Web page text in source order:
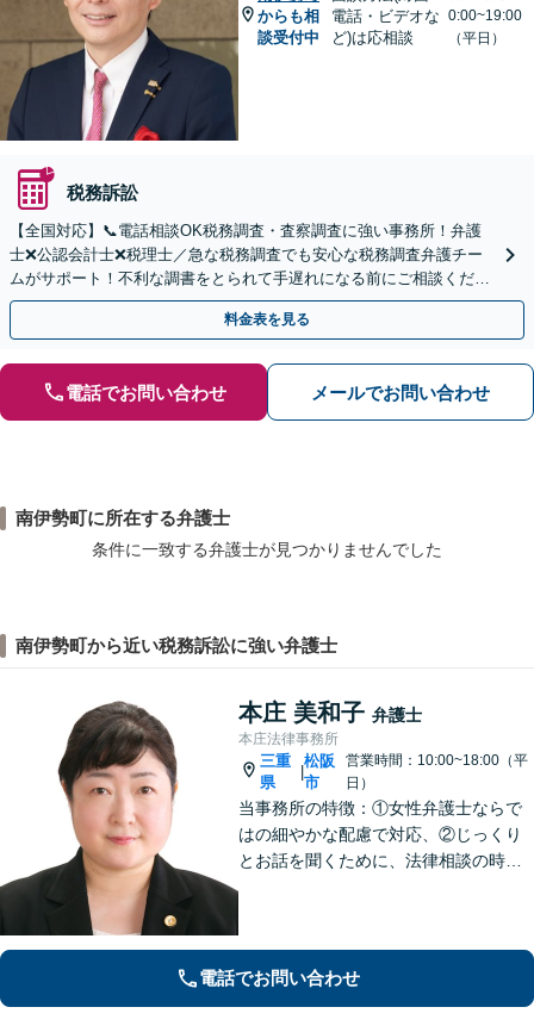
からも相
談受付中
電話・ビデオな
ど)は応相談
0:00~19:00
（平日）
税務訴訟
【全国対応】📞電話相談OK税務調査・査察調査に強い事務所！弁護
士❌公認会計士❌税理士／急な税務調査でも安心な税務調査弁護チー
ムがサポート！不利な調書をとられて手遅れになる前にご相談くださ
い。
料金表を見る
電話でお問い合わせ メールでお問い合わせ
南伊勢町に所在する弁護士
条件に一致する弁護士が見つかりませんでした
南伊勢町から近い税務訴訟に強い弁護士
本庄 美和子 弁護士
本庄法律事務所
三重
県
|
松阪
市
営業時間：10:00~18:00（平
日）
当事務所の特徴：①女性弁護士ならで
はの細やかな配慮で対応、②じっくり
とお話を聞くために、法律相談の時間
電話でお問い合わせ